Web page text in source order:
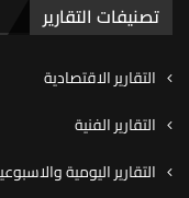
تصنيفات التقارير
التقارير الاقتصادية
التقارير الفنية
التقارير اليومية